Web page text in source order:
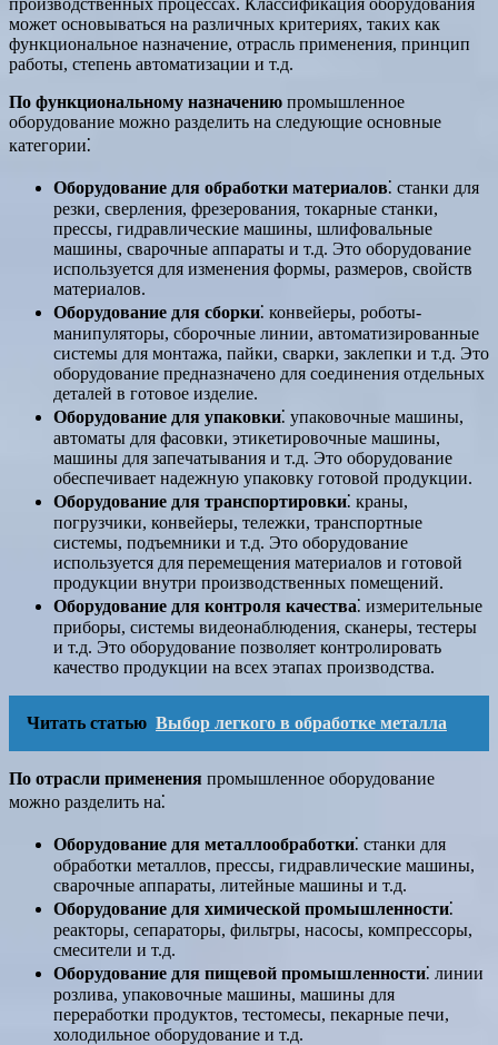
может основываться на различных критериях, таких как
функциональное назначение, отрасль применения, принцип
работы, степень автоматизации и т.д.
По функциональному назначению промышленное
оборудование можно разделить на следующие основные
категории⁚
Оборудование для обработки материалов⁚ станки для
резки, сверления, фрезерования, токарные станки,
прессы, гидравлические машины, шлифовальные
машины, сварочные аппараты и т.д. Это оборудование
используется для изменения формы, размеров, свойств
материалов.
Оборудование для сборки⁚ конвейеры, роботы-
манипуляторы, сборочные линии, автоматизированные
системы для монтажа, пайки, сварки, заклепки и т.д. Это
оборудование предназначено для соединения отдельных
деталей в готовое изделие.
Оборудование для упаковки⁚ упаковочные машины,
автоматы для фасовки, этикетировочные машины,
машины для запечатывания и т.д. Это оборудование
обеспечивает надежную упаковку готовой продукции.
Оборудование для транспортировки⁚ краны,
погрузчики, конвейеры, тележки, транспортные
системы, подъемники и т.д. Это оборудование
используется для перемещения материалов и готовой
продукции внутри производственных помещений.
Оборудование для контроля качества⁚ измерительные
приборы, системы видеонаблюдения, сканеры, тестеры
и т.д. Это оборудование позволяет контролировать
качество продукции на всех этапах производства.
Читать статью Выбор легкого в обработке металла
По отрасли применения промышленное оборудование
можно разделить на⁚
Оборудование для металлообработки⁚ станки для
обработки металлов, прессы, гидравлические машины,
сварочные аппараты, литейные машины и т.д.
Оборудование для химической промышленности⁚
реакторы, сепараторы, фильтры, насосы, компрессоры,
смесители и т.д.
Оборудование для пищевой промышленности⁚ линии
розлива, упаковочные машины, машины для
переработки продуктов, тестомесы, пекарные печи,
холодильное оборудование и т.д.